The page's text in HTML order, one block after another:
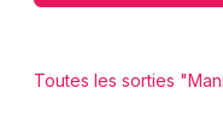
Toutes les sorties